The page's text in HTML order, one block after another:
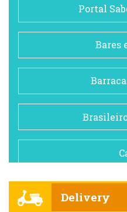
Portal
Bares
Delivery